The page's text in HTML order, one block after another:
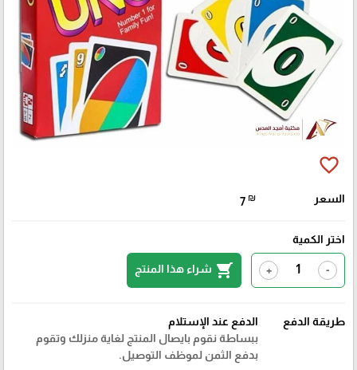
favorite_border
السعر 7 ₪
اختر الكمية
-
+
shopping_cart شراء هذا المنتج
طريقة الدفع
الدفع عند الإستلام
ببساطة نقوم بايصال المنتج لغاية منزلك وتقوم
بدفع الثمن لموظف التوصيل.